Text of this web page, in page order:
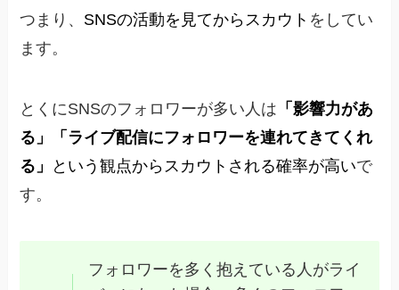
つまり、 SNSの活動を見てからスカウト をしてい
ます。
とくにSNSのフォロワーが多い人は 「影響力があ
る」「ライブ配信にフォロワーを連れてきてくれ
る」
という観点からスカウトされる確率が高いで
す。
フォロワーを多く抱えている人がライ